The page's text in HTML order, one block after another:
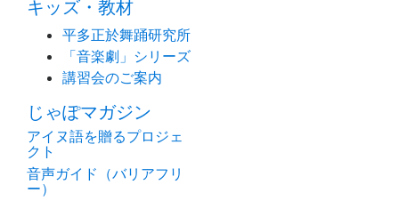
キッズ・教材
平多正於舞踊研究所
「音楽劇」シリーズ
講習会のご案内
じゃぽマガジン
アイヌ語を贈るプロジェ
クト
音声ガイド（バリアフリ
ー）